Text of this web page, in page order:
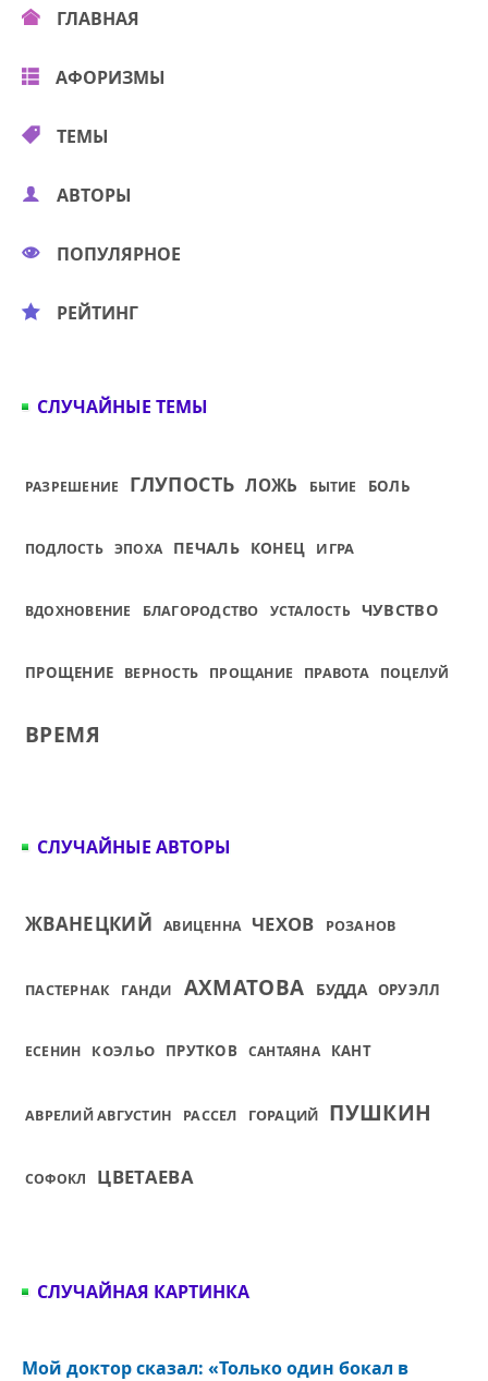
ГЛАВНАЯ
АФОРИЗМЫ
ТЕМЫ
АВТОРЫ
ПОПУЛЯРНОЕ
РЕЙТИНГ
СЛУЧАЙНЫЕ ТЕМЫ
РАЗРЕШЕНИЕ ГЛУПОСТЬ ЛОЖЬ БЫТИЕ БОЛЬ
ПОДЛОСТЬ ЭПОХА ПЕЧАЛЬ КОНЕЦ ИГРА
ВДОХНОВЕНИЕ БЛАГОРОДСТВО УСТАЛОСТЬ ЧУВСТВО
ПРОЩЕНИЕ ВЕРНОСТЬ ПРОЩАНИЕ ПРАВОТА ПОЦЕЛУЙ
ВРЕМЯ
СЛУЧАЙНЫЕ АВТОРЫ
ЖВАНЕЦКИЙ АВИЦЕННА ЧЕХОВ РОЗАНОВ
ПАСТЕРНАК ГАНДИ АХМАТОВА БУДДА ОРУЭЛЛ
ЕСЕНИН КОЭЛЬО ПРУТКОВ САНТАЯНА КАНТ
АВРЕЛИЙ АВГУСТИН РАССЕЛ ГОРАЦИЙ ПУШКИН
СОФОКЛ ЦВЕТАЕВА
СЛУЧАЙНАЯ КАРТИНКА
Мой доктор сказал: «Только один бокал в